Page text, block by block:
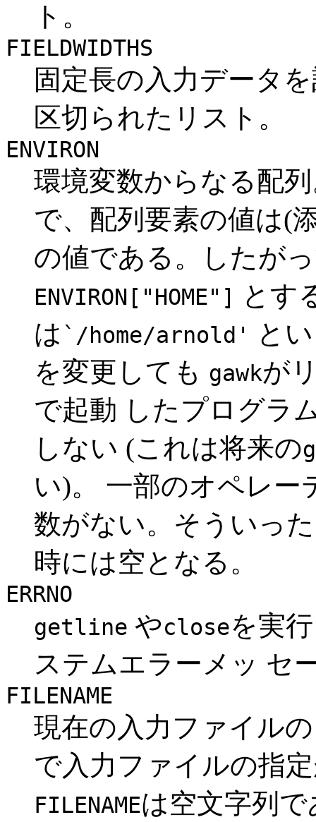
ト。
FIELDWIDTHS
固定長の入力データ
区切られたリスト。
ENVIRON
環境変数からなる配
で、配列要素の値は(
の値である。したが
ENVIRON["HOME"]
とす
は `/home/arnold'
と
を変更しても gawkが
で起動 したプログラ
しない (これは将来の
い)。 一部のオペレー
数がない。そういっ
時には空となる。
ERRNO
getline やcloseを実
ステムエラーメッ セ
FILENAME
現在の入力ファイル
で入力ファイルの指
FILENAMEは空文字列で